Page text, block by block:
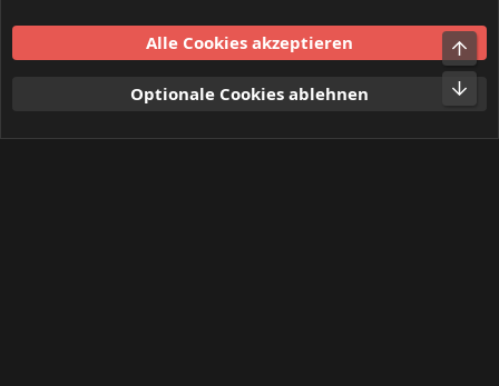
Nutzungsbedingungen
Datenschutz
S
Alle Cookies akzeptieren
Optionale Cookies ablehnen